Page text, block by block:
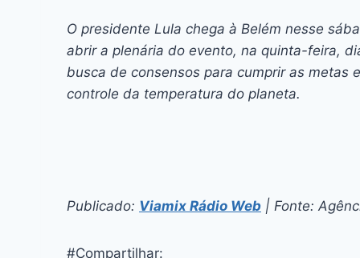
O presidente Lula chega à Belém nesse
abrir a plenária do evento, na quinta-feira,
busca de consensos para cumprir as metas
controle da temperatura do planeta.
Publicado: Viamix Rádio Web | Fonte:
#Compartilhar: